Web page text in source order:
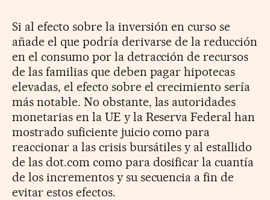
Si al efecto sobre la inversión en curso se
añade el que podría derivarse de la reducción
en el consumo por la detracción de recursos
de las familias que deben pagar hipotecas
elevadas, el efecto sobre el crecimiento sería
más notable. No obstante, las autoridades
monetarias en la UE y la Reserva Federal han
mostrado suficiente juicio como para
reaccionar a las crisis bursátiles y al estallido
de las dot.com como para dosificar la cuantía
de los incrementos y su secuencia a fin de
evitar estos efectos.